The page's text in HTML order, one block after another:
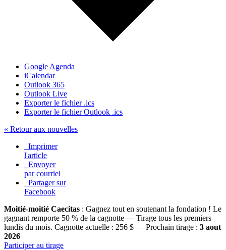
Google Agenda
iCalendar
Outlook 365
Outlook Live
Exporter le fichier .ics
Exporter le fichier Outlook .ics
« Retour aux nouvelles
Imprimer
l'article
Envoyer
par courriel
Partager sur
Facebook
Moitié-moitié Caecitas : Gagnez tout en soutenant la fondation ! Le
gagnant remporte 50 % de la cagnotte — Tirage tous les premiers
lundis du mois. Cagnotte actuelle : 256 $ — Prochain tirage : 3 aout
2026
Participer au tirage